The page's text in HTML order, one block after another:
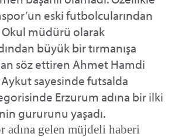
eski futbolcularından
Okul müdürü olarak
büyük bir tırmanışa
söz ettiren Ahmet Hamdi
Aykut sayesinde futsalda
Erzurum adına bir ilki
gururunu yaşadı.
adına gelen müjdeli haberi